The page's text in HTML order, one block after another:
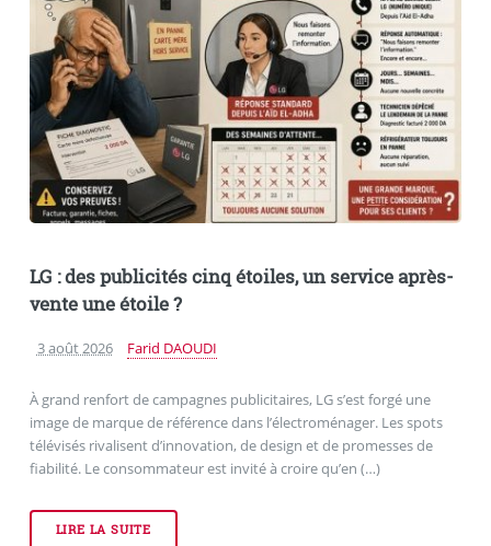
LG : des publicités cinq étoiles, un service après-
vente une étoile ?
3 août 2026 Farid DAOUDI
À grand renfort de campagnes publicitaires, LG s’est forgé une
image de marque de référence dans l’électroménager. Les spots
télévisés rivalisent d’innovation, de design et de promesses de
fiabilité. Le consommateur est invité à croire qu’en (…)
LIRE LA SUITE